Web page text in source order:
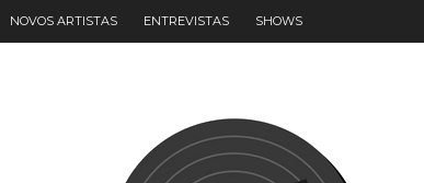
NOVOS ARTISTAS ENTREVISTAS SHOWS